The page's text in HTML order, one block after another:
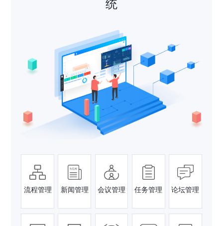
统
流程管理 新闻管理 会议管理 任务管理 论坛管理